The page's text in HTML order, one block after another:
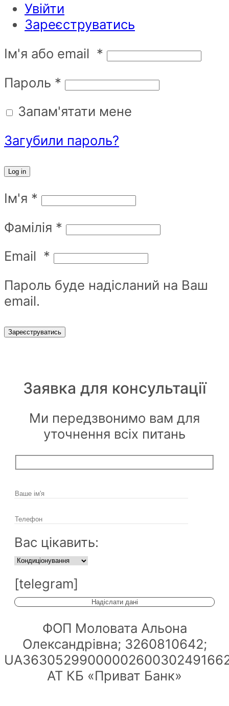
Увійти
Зареєструватись
Ім'я або email *
Пароль *
Запам'ятати мене
Загубили пароль?
Log in
Ім'я *
Фамілія *
Email *
Пароль буде надісланий на Ваш
email.
Зареєструватись
Заявка для консультації
Ми передзвонимо вам для
уточнення всіх питань
Вас цікавить:
[telegram]
ФОП Моловата Альона
Олександрівна; 3260810642;
АТ КБ «Приват Банк»